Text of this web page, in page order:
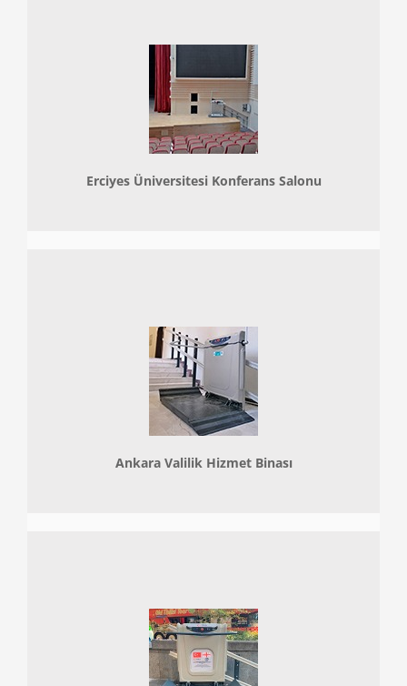
Erciyes Üniversitesi Konferans Salonu
Ankara Valilik Hizmet Binası